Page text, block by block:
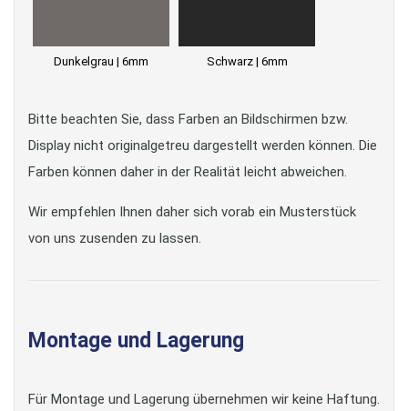
Dunkelgrau | 6mm Schwarz | 6mm
Bitte beachten Sie, dass Farben an Bildschirmen bzw.
Display nicht originalgetreu dargestellt werden können. Die
Farben können daher in der Realität leicht abweichen.
Wir empfehlen Ihnen daher sich vorab ein Musterstück
von uns zusenden zu lassen.
Montage und Lagerung
Für Montage und Lagerung übernehmen wir keine Haftung.